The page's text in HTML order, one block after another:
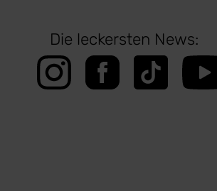
Die leckersten News: